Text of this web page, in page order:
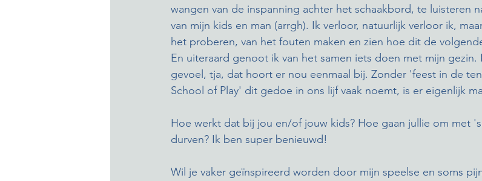
wangen van de inspanning achter het schaakbord, te luisteren
van mijn kids en man (arrgh). Ik verloor, natuurlijk verloor ik,
het proberen, van het fouten maken en zien hoe dit de
En uiteraard genoot ik van het samen iets doen met mijn
gevoel, tja, dat hoort er nou eenmaal bij. Zonder 'feest in de
School of Play' dit gedoe in ons lijf vaak noemt, is er eigenlijk
Hoe werkt dat bij jou en/of jouw kids? Hoe gaan jullie om met
durven? Ik ben super benieuwd!
Wil je vaker geïnspireerd worden door mijn speelse en soms